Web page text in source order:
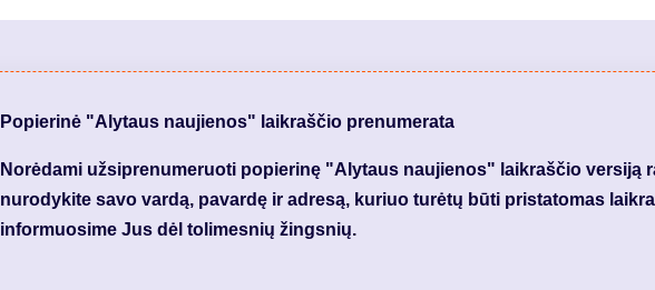
Popierinė "Alytaus naujienos" laikraščio prenumerata
Norėdami užsiprenumeruoti popierinę "Alytaus naujienos" laikraščio versiją
nurodykite savo vardą, pavardę ir adresą, kuriuo turėtų būti pristatomas
informuosime Jus dėl tolimesnių žingsnių.